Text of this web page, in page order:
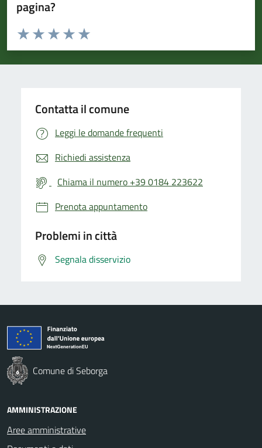
pagina?
Valuta da 1 a 5 stelle la pagina
Valuta 5 stelle su 5
Valuta 4 stelle su 5
Valuta 3 stelle su 5
Valuta 2 stelle su 5
Valuta 1 stelle su 5
Contatta il comune
Leggi le domande frequenti
Richiedi assistenza
Chiama il numero +39 0184 223622
Prenota appuntamento
Problemi in città
Segnala disservizio
Comune di Seborga
AMMINISTRAZIONE
Aree amministrative